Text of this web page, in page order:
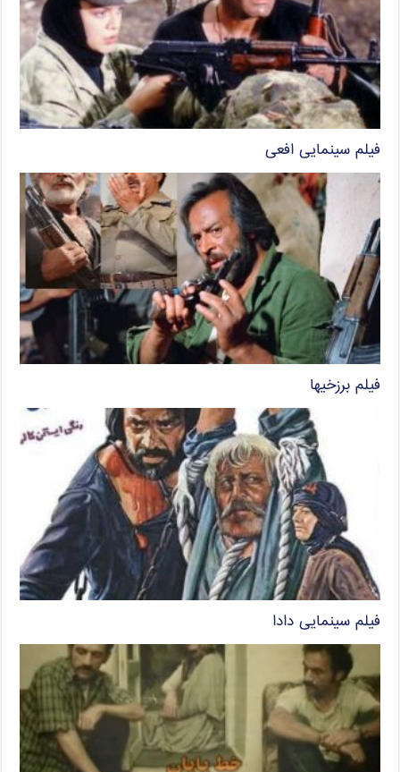
فیلم سینمایی افعی
فیلم برزخیها
فیلم سینمایی دادا